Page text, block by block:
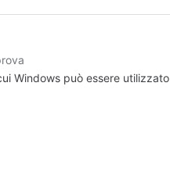
Windows può essere utilizzato